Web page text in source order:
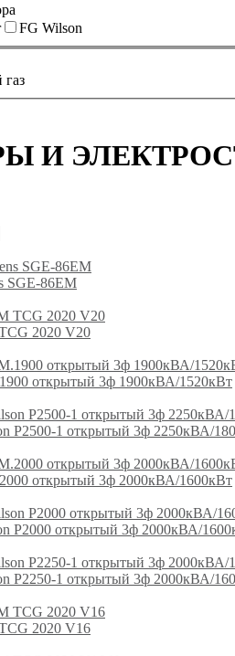
FG Wilson
И
SGE-86EM
2020 V20
открытый 3ф 1900кВА/1520кВт
P2500-1 открытый 3ф 2250кВА/
открытый 3ф 2000кВА/1600кВт
P2000 открытый 3ф 2000кВА/
P2250-1 открытый 3ф 2000кВА/
2020 V16